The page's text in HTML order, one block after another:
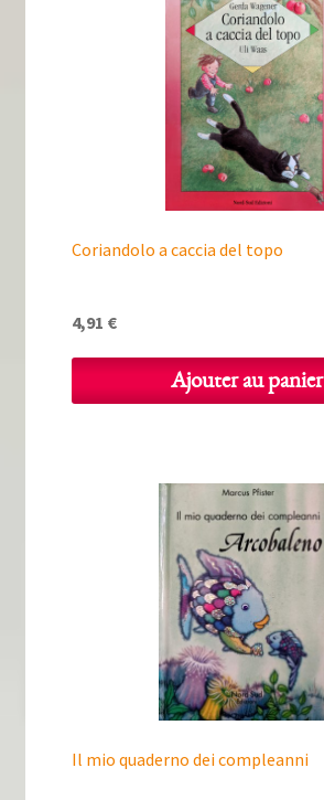
Coriandolo a caccia del topo
4,91 €
Ajouter au panier
Il mio quaderno dei compleanni